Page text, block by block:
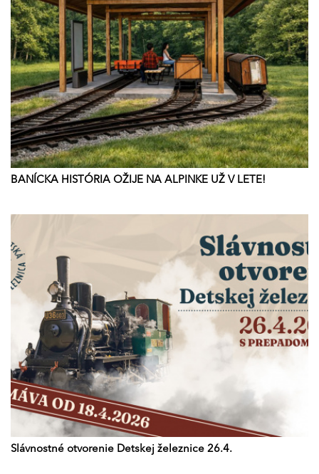
BANÍCKA HISTÓRIA OŽIJE NA ALPINKE UŽ V LETE!
Slávnostné otvorenie Detskej železnice 26.4.